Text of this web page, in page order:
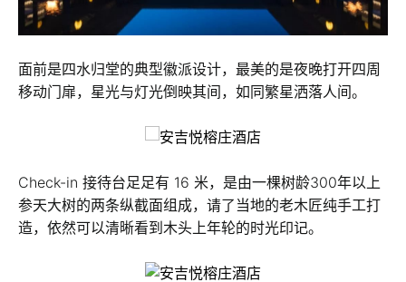
面前是四水归堂的典型徽派设计，最美的是夜晚打开四周
移动门扉，星光与灯光倒映其间，如同繁星洒落人间。
Check-in 接待台足足有 16 米，是由一棵树龄300年以上
参天大树的两条纵截面组成，请了当地的老木匠纯手工打
造，依然可以清晰看到木头上年轮的时光印记。